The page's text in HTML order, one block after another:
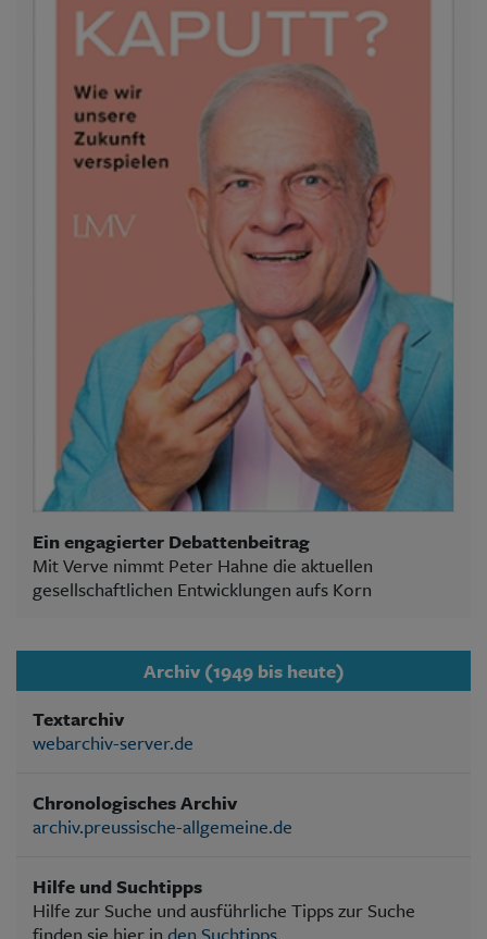
Ein engagierter Debattenbeitrag
Mit Verve nimmt Peter Hahne die aktuellen
gesellschaftlichen Entwicklungen aufs Korn
Archiv (1949 bis heute)
Textarchiv
webarchiv-server.de
Chronologisches Archiv
archiv.preussische-allgemeine.de
Hilfe und Suchtipps
Hilfe zur Suche und ausführliche Tipps zur Suche